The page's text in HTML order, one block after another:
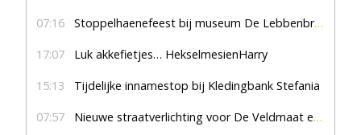
07:16 Stoppelhaenefeest bij museum De Lebbenbrugge
17:07 Luk akkefietjes… HekselmesienHarry
15:13 Tijdelijke innamestop bij Kledingbank Stefania
07:57 Nieuwe straatverlichting voor De Veldmaat en De Pas